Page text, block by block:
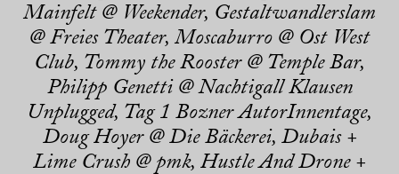
Mainfelt @ Weekender, Gestaltwandlerslam
@ Freies Theater, Moscaburro @ Ost West
Club, Tommy the Rooster @ Temple Bar,
Philipp Genetti @ Nachtigall Klausen
Unplugged, Tag 1 Bozner AutorInnentage,
Doug Hoyer @ Die Bäckerei, Dubais +
Lime Crush @ pmk, Hustle And Drone +